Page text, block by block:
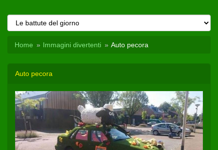
Home Immagini divertenti Auto pecora
Auto pecora